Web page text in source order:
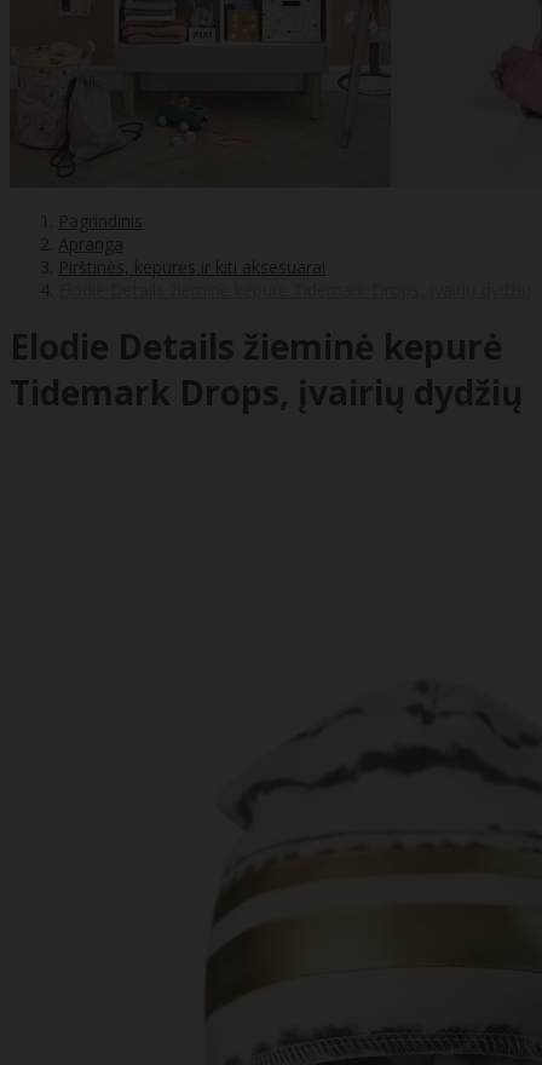
Pagrindinis
Apranga
Pirštinės, kepurės ir kiti aksesuarai
Elodie Details žieminė kepurė
Tidemark Drops, įvairių dydžių